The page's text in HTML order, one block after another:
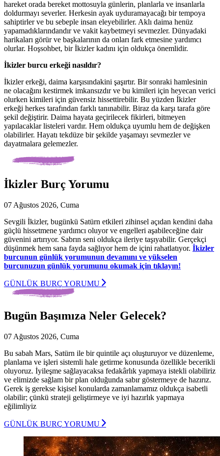
hareket orada bereket mottosuyla günlerin, planlarla ve insanlarla
doldurmayı severler. Herkesin ayak uyduramayacağı bir tempoya
sahiptirler ve bu sebeple insan eleyebilirler. Aklı daima henüz
yapamadıklarındandır ve vakit kaybetmeyi sevmezler. Dünyadaki
harikaları görür ve başkalarının da onları fark etmesine yardımcı
olurlar. Hoşsohbet, bir İkizler kadını için oldukça önemlidir.
İkizler burcu erkeği nasıldır?
İkizler erkeği, daima karşısındakini şaşırtır. Bir sonraki hamlesinin
ne olacağını kestirmek imkansızdır ve bu kimileri için heyecan verici
olurken kimileri için güvensiz hissettirebilir. Bu yüzden İkizler
erkeği herkes tarafından farklı tanınabilir. Biraz da karşı tarafa göre
şekil değiştirir. Daima hayata geçirilecek fikirleri, bitmeyen
yapılacaklar listeleri vardır. Hem oldukça uyumlu hem de değişken
olabilirler. Hayatı tekdüze bir şekilde yaşamayı sevmezler ve
dayatmalara gelemezler.
İkizler Burç Yorumu
07 Ağustos 2026, Cuma
Sevgili İkizler, bugünkü Satürn etkileri zihinsel açıdan kendini daha
güçlü hissetmene yardımcı oluyor ve engelleri aşabileceğine dair
güvenini artırıyor. Sabrın seni oldukça ileriye taşıyabilir. Gerçekçi
düşünmek hem sana fayda sağlıyor hem de içini rahatlatıyor. İkizler
burcunun günlük yorumunun devamını ve yükselen
burcunuzun günlük yorumunu okumak için tıklayın!
GÜNLÜK BURÇ YORUMU
Bugün Başımıza Neler Gelecek?
07 Ağustos 2026, Cuma
Bu sabah Mars, Satürn ile bir quintile açı oluşturuyor ve düzenleme,
planlama ve işleri sistemli hale getirme konusunda özellikle becerikli
oluyoruz. İyileşme sağlayacaksa fedakârlık yapmaya istekli olabiliriz
ve elimizde sağlam bir plan olduğunda sabır göstermeye de hazırız.
Gerek iş gerekse kişisel konularda zamanlamamız oldukça isabetli
olabilir; çünkü strateji geliştirmeye ve iyi hazırlık yapmaya
eğilimliyiz
GÜNLÜK BURÇ YORUMU